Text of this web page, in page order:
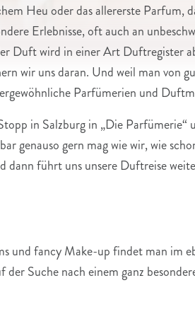
Heu oder das allererste Parfum,
Erlebnisse, oft auch an
Duft wird in einer Art Duftregister
wir uns daran. Und weil man von
Parfümerien und
in Salzburg in „Die Parfümerie“
genauso gern mag wie wir, wie
führt uns unsere Duftreise
und fancy Make-up findet man im
Suche nach einem ganz